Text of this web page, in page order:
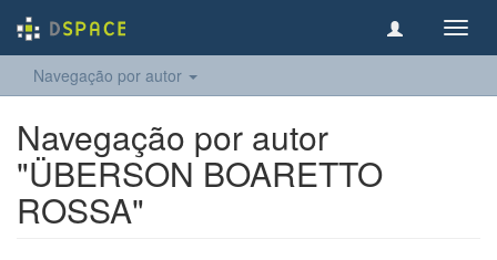
Navegação por autor
Navegação por autor
"ÜBERSON BOARETTO
ROSSA"